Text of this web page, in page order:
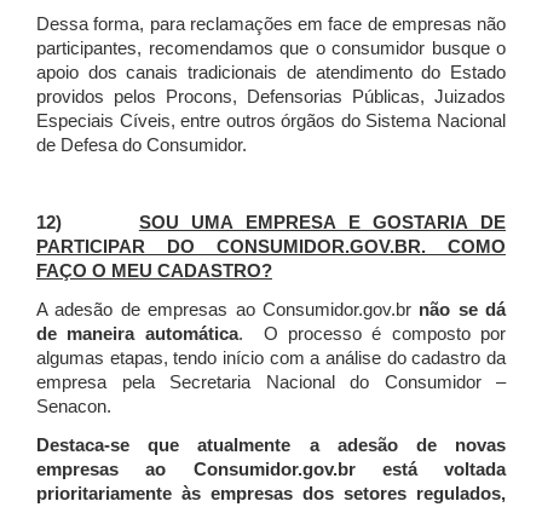
Dessa forma, para reclamações em face de empresas não
participantes, recomendamos que o consumidor busque o
apoio dos canais tradicionais de atendimento do Estado
providos pelos Procons, Defensorias Públicas, Juizados
Especiais Cíveis, entre outros órgãos do Sistema Nacional
de Defesa do Consumidor.
12) SOU UMA EMPRESA E GOSTARIA DE
PARTICIPAR DO CONSUMIDOR.GOV.BR. COMO
FAÇO O MEU CADASTRO?
A adesão de empresas ao Consumidor.gov.br não se dá
de maneira automática. O processo é composto por
algumas etapas, tendo início com a análise do cadastro da
empresa pela Secretaria Nacional do Consumidor –
Senacon.
Destaca-se que atualmente a adesão de novas
empresas ao Consumidor.gov.br está voltada
prioritariamente às empresas dos setores regulados,